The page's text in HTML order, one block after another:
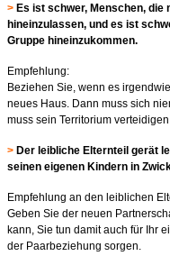
> Es ist schwer, Menschen,
hineinzulassen, und es ist
Gruppe hineinzukommen.
Empfehlung:
Beziehen Sie, wenn es
neues Haus. Dann muss sich
muss sein Territorium
> Der leibliche Elternteil gerät
seinen eigenen Kindern in
Empfehlung an den leiblichen
Geben Sie der neuen
kann, Sie tun damit auch für Ihr
der Paarbeziehung sorgen.